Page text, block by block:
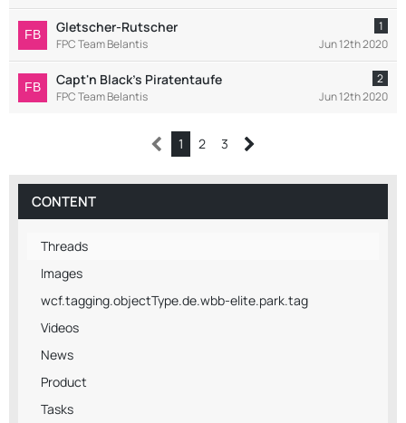
Gletscher-Rutscher
1
FPC Team Belantis
Jun 12th 2020
Capt'n Black's Piratentaufe
2
FPC Team Belantis
Jun 12th 2020
1 2 3
CONTENT
Threads
Images
wcf.tagging.objectType.de.wbb-elite.park.tag
Videos
News
Product
Tasks